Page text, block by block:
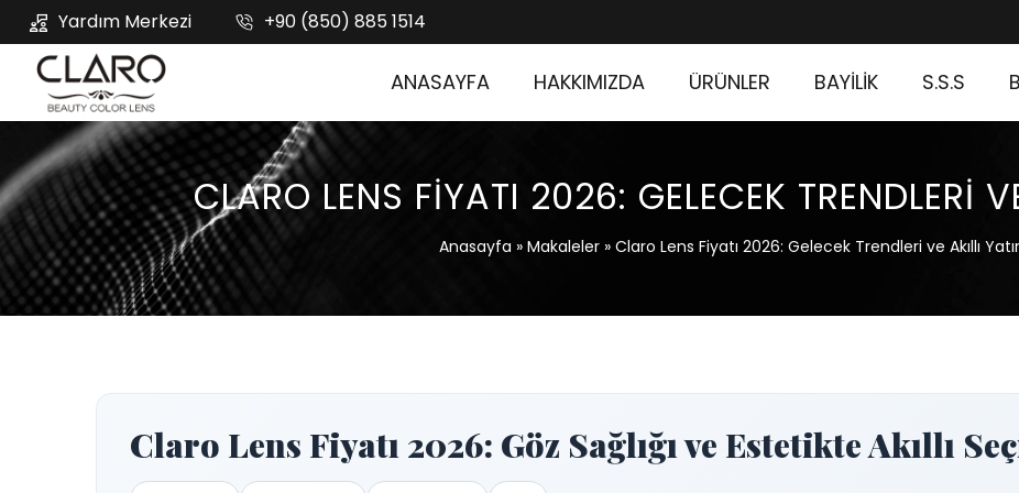
Yardım Merkezi +90 (850) 885 1514
ANASAYFA HAKKIMIZDA ÜRÜNLER BAYİLİK S.S.S
CLARO LENS FIYATI 2026: GELECEK TRENDLERI
Anasayfa » Makaleler » Claro Lens Fiyatı 2026: Gelecek Trendleri ve Akıllı
Claro Lens Fiyatı 2026: Göz Sağlığı ve Estetikte Akıllı